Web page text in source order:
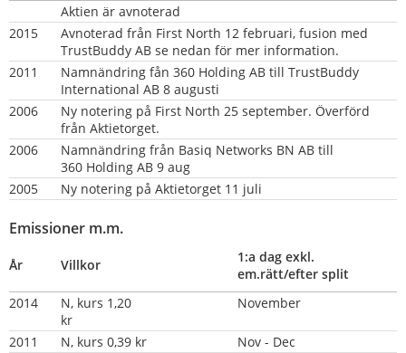
Aktien är avnoterad
2015
Avnoterad från First North 12 februari, fusion med
TrustBuddy AB se nedan för mer information.
2011
Namnändring fån 360 Holding AB till TrustBuddy
International AB 8 augusti
2006
Ny notering på First North 25 september. Överförd
från Aktietorget.
2006
Namnändring från Basiq Networks BN AB till
360 Holding AB 9 aug
2005
Ny notering på Aktietorget 11 juli
Emissioner m.m.
År Villkor
1:a dag exkl.
em.rätt/efter split
2014
N, kurs 1,20
kr
November
2011 N, kurs 0,39 kr
Nov - Dec